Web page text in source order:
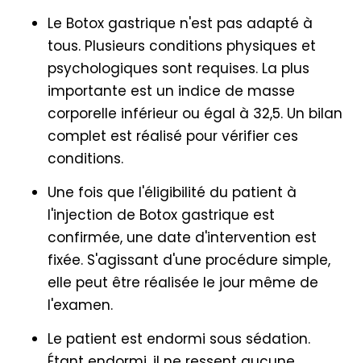
Le Botox gastrique n'est pas adapté à
tous. Plusieurs conditions physiques et
psychologiques sont requises. La plus
importante est un indice de masse
corporelle inférieur ou égal à 32,5. Un bilan
complet est réalisé pour vérifier ces
conditions.
Une fois que l'éligibilité du patient à
l'injection de Botox gastrique est
confirmée, une date d'intervention est
fixée. S'agissant d'une procédure simple,
elle peut être réalisée le jour même de
l'examen.
Le patient est endormi sous sédation.